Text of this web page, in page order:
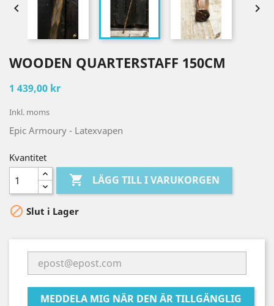
 
WOODEN QUARTERSTAFF 150CM
1 439,00 kr
Inkl. moms
Epic Armoury - Latexvapen
Kvantitet
 LÄGG TILL I VARUKORGEN
 Slut i Lager
MEDDELA MIG NÄR DEN ÄR TILLGÄNGLIG